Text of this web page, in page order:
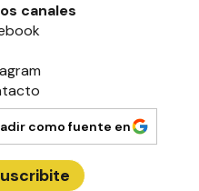
canales
como fuente en